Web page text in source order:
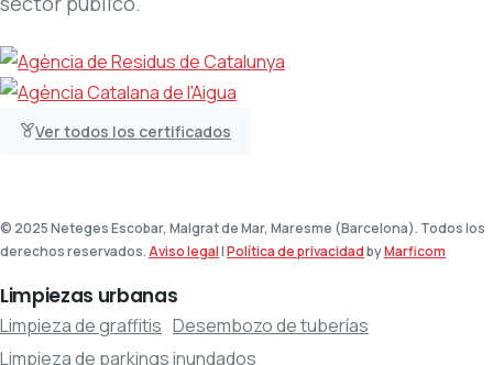
Ver todos los certificados
© 2025 Neteges Escobar, Malgrat de Mar, Maresme (Barcelona). Todos los
derechos reservados.Aviso legal|Política de privacidadbyMarficom
Limpiezas urbanas
Limpieza de graffitis Desembozo de tuberías
Limpieza de parkings inundados